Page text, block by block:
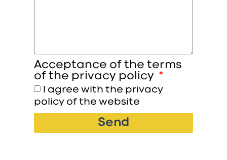
Acceptance of the terms
of the privacy policy
I agree with the privacy
policy of the website
Send